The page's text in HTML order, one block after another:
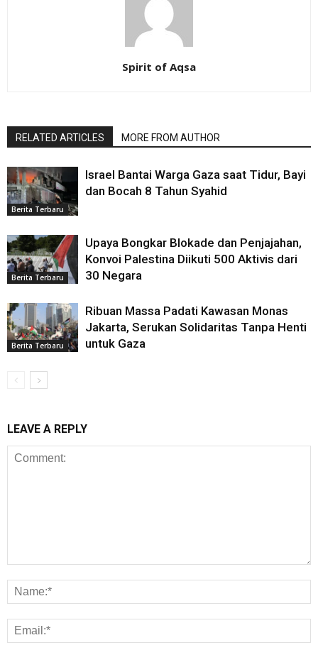
Spirit of Aqsa
RELATED ARTICLES MORE FROM AUTHOR
Berita Terbaru
Israel Bantai Warga Gaza saat Tidur, Bayi
dan Bocah 8 Tahun Syahid
Berita Terbaru
Upaya Bongkar Blokade dan Penjajahan,
Konvoi Palestina Diikuti 500 Aktivis dari
30 Negara
Berita Terbaru
Ribuan Massa Padati Kawasan Monas
Jakarta, Serukan Solidaritas Tanpa Henti
untuk Gaza
LEAVE A REPLY